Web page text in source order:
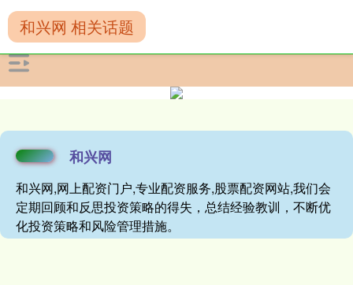
和兴网
和兴网,网上配资门户,专业配资服务,股票配资网站,我们会
定期回顾和反思投资策略的得失，总结经验教训，不断优
化投资策略和风险管理措施。
和兴网 相关话题